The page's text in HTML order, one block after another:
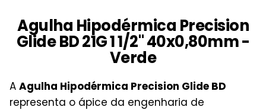
Agulha Hipodérmica Precision
Glide BD 21G 1 1/2" 40x0,80mm -
Verde
A Agulha Hipodérmica Precision Glide BD
representa o ápice da engenharia de